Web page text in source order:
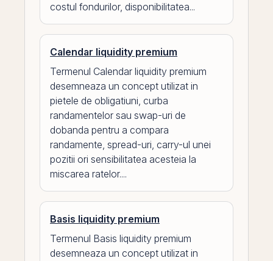
costul fondurilor, disponibilitatea...
Calendar liquidity premium
Termenul Calendar liquidity premium
desemneaza un concept utilizat in
pietele de obligatiuni, curba
randamentelor sau swap-uri de
dobanda pentru a compara
randamente, spread-uri, carry-ul unei
pozitii ori sensibilitatea acesteia la
miscarea ratelor....
Basis liquidity premium
Termenul Basis liquidity premium
desemneaza un concept utilizat in